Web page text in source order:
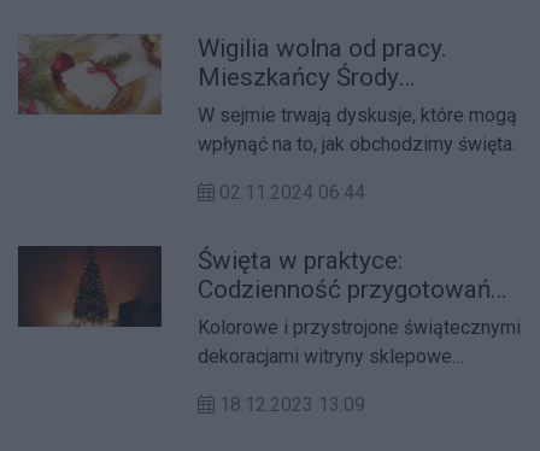
Wigilia wolna od pracy.
Mieszkańcy Środy
Wielkopolskiej komentują
projekt Lewicy
W sejmie trwają dyskusje, które mogą
wpłynąć na to, jak obchodzimy święta.
02.11.2024 06:44
Święta w praktyce:
Codzienność przygotowań
do magicznego czasu
Kolorowe i przystrojone świątecznymi
dekoracjami witryny sklepowe
obojętnie.
18.12.2023 13:09